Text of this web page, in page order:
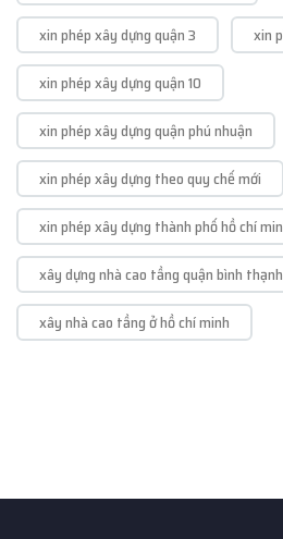
xin phép xây dựng quận 3
xin
xin phép xây dựng quận 10
xin phép xây dựng quận phú nhuận
xin phép xây dựng theo quy chế mới
xin phép xây dựng thành phố hồ chí
xây dựng nhà cao tầng quận bình thạnh
xây nhà cao tầng ở hồ chí minh